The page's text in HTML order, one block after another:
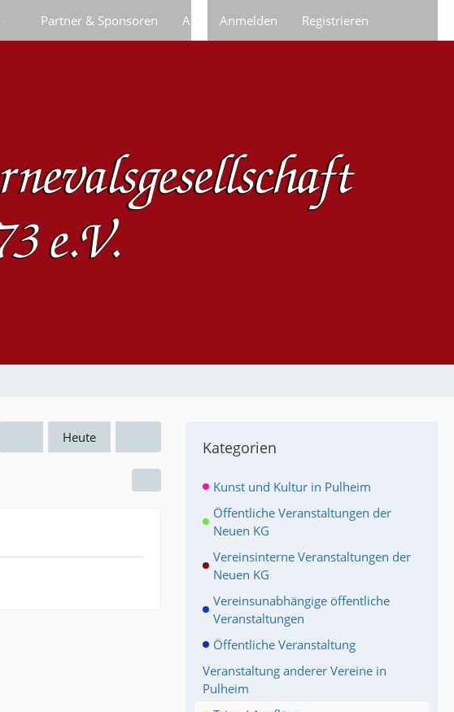
Partner & Sponsoren Anfragen/Bestellungen
Anmelden Registrieren
Heute
Kategorien
Kunst und Kultur in Pulheim
Öffentliche Veranstaltungen der
Neuen KG
Vereinsinterne Veranstaltungen der
Neuen KG
Vereinsunabhängige öffentliche
Veranstaltungen
Öffentliche Veranstaltung
Veranstaltung anderer Vereine in
Pulheim